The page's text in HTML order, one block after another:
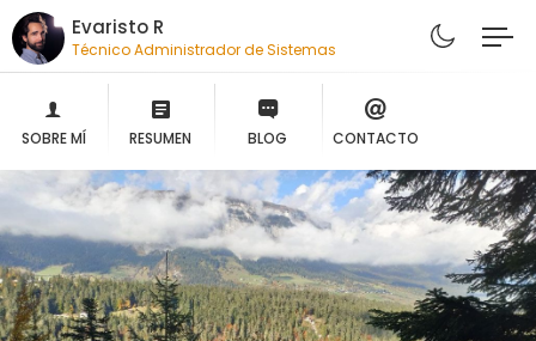
Evaristo R
Técnico Administrador de Sistemas
SOBRE MÍ RESUMEN BLOG CONTACTO